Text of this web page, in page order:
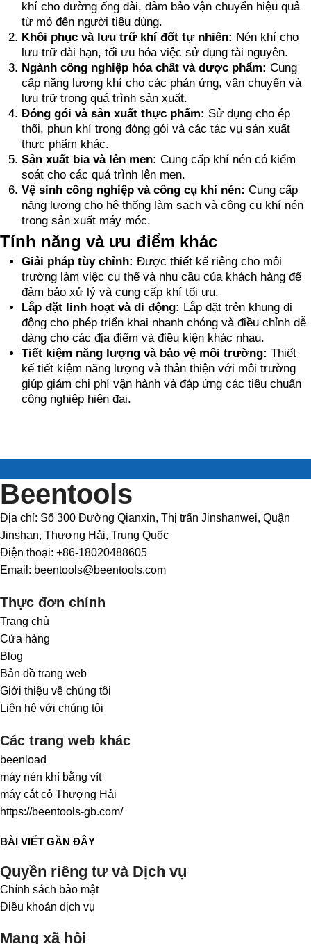
khí cho đường ống dài, đảm bảo vận chuyển hiệu quả
từ mỏ đến người tiêu dùng.
Khôi phục và lưu trữ khí đốt tự nhiên: Nén khí cho
lưu trữ dài hạn, tối ưu hóa việc sử dụng tài nguyên.
Ngành công nghiệp hóa chất và dược phẩm: Cung
cấp năng lượng khí cho các phản ứng, vận chuyển và
lưu trữ trong quá trình sản xuất.
Đóng gói và sản xuất thực phẩm: Sử dụng cho ép
thổi, phun khí trong đóng gói và các tác vụ sản xuất
thực phẩm khác.
Sản xuất bia và lên men: Cung cấp khí nén có kiểm
soát cho các quá trình lên men.
Vệ sinh công nghiệp và công cụ khí nén: Cung cấp
năng lượng cho hệ thống làm sạch và công cụ khí nén
trong sản xuất máy móc.
Tính năng và ưu điểm khác
Giải pháp tùy chỉnh: Được thiết kế riêng cho môi
trường làm việc cụ thể và nhu cầu của khách hàng để
đảm bảo xử lý và cung cấp khí tối ưu.
Lắp đặt linh hoạt và di động: Lắp đặt trên khung di
động cho phép triển khai nhanh chóng và điều chỉnh dễ
dàng cho các địa điểm và điều kiện khác nhau.
Tiết kiệm năng lượng và bảo vệ môi trường: Thiết
kế tiết kiệm năng lượng và thân thiện với môi trường
giúp giảm chi phí vận hành và đáp ứng các tiêu chuẩn
công nghiệp hiện đại.
Beentools
Địa chỉ: Số 300 Đường Qianxin, Thị trấn Jinshanwei, Quận
Jinshan, Thượng Hải, Trung Quốc
Điện thoại: +86-18020488605
Email: beentools@beentools.com
Thực đơn chính
Trang chủ
Cửa hàng
Blog
Bản đồ trang web
Giới thiệu về chúng tôi
Liên hệ với chúng tôi
Các trang web khác
beenload
máy nén khí bằng vít
máy cắt cỏ Thượng Hải
https://beentools-gb.com/
BÀI VIẾT GẦN ĐÂY
Quyền riêng tư và Dịch vụ
Chính sách bảo mật
Điều khoản dịch vụ
Mạng xã hội